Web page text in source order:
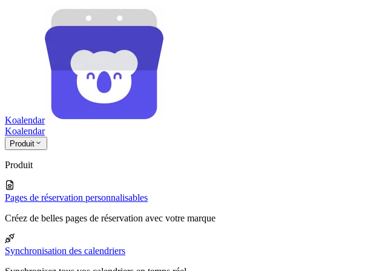
Koalendar
Koalendar
Produit
Produit
Pages de réservation personnalisables
Créez de belles pages de réservation avec votre marque
Synchronisation des calendriers